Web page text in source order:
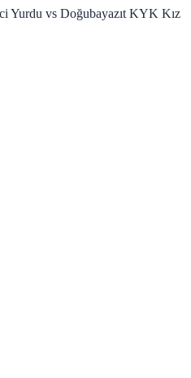
Yurdu vs Doğubayazıt KYK Kız